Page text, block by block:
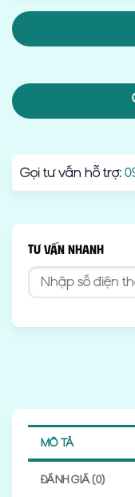
Gọi tư vấn hỗ trợ:
TƯ VẤN NHANH
MÔ TẢ
ĐÁNH GIÁ (0)